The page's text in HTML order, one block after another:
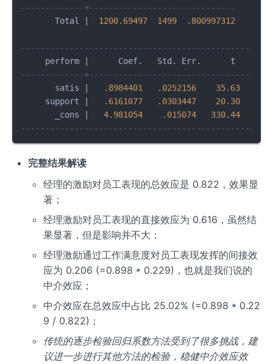
-------------+------------------------------
       Total
1200.69497 1499 .800997312
     perform
      Coef.   Std. Err.      t    P
-------------
       satis
.8984401 .0252156 35.63
     support
.6161077 .0303447 20.30
       _cons
4.981054 .015074 330.44
完整结果解读
经理的激励对员工表现的总效应是 0.822，效果显
著；
经理激励对员工表现的直接效应为 0.616，虽然结
果显著，但是影响并不大；
经理激励通过工作满意度对员工表现发挥的间接效
应为 0.206 (=0.898 * 0.229)，也就是我们说的
中介效应；
中介效应在总效应中占比 25.02% (=0.898 * 0.22
9 / 0.822)；
传统的逐步检验回归系数方法受到了很多挑战，建
议进一步进行其他方法的检验，稳健中介效应效